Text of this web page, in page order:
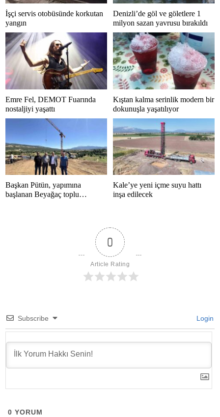
İşçi servis otobüsünde korkutan
yangın
Denizli’de göl ve göletlere 1
milyon sazan yavrusu bırakıldı
Emre Fel, DEMOT Fuarında
nostaljiyi yaşattı
Kıştan kalma serinlik modern bir
dokunuşla yaşatılıyor
Başkan Pütün, yapımına
başlanan Beyağaç toplu
Kale’ye yeni içme suyu hattı
inşa edilecek
0
Article Rating
Subscribe Login
0 YORUM